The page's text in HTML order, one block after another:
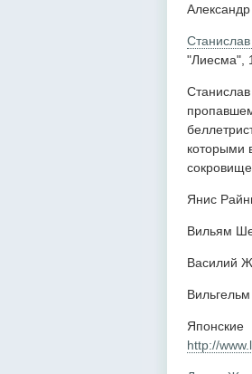
"Лиесма",
которыми
Янис
Вильям
Василий
http://